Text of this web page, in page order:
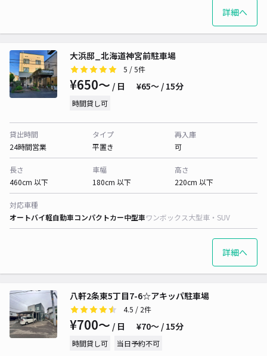
詳細へ
大浜邸_北海道神宮前駐車場
5 / 5件
¥650〜 / 日 ¥65〜 / 15分
時間貸し可
貸出時間
24時間営業
タイプ
平置き
再入庫
可
長さ
460cm 以下
車幅
180cm 以下
高さ
220cm 以下
対応車種
オートバイ軽自動車コンパクトカー中型車ワンボックス大型車・SUV
詳細へ
八軒2条東5丁目7-6☆アキッパ駐車場
4.5 / 2件
¥700〜 / 日 ¥70〜 / 15分
時間貸し可 当日予約不可